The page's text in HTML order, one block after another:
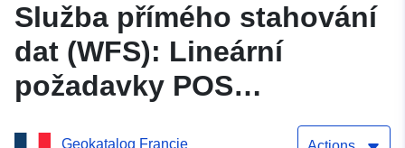
Služba přímého stahování
dat (WFS): Lineární
požadavky POS
(dokument ze dne 25.
Geokatalog Francie